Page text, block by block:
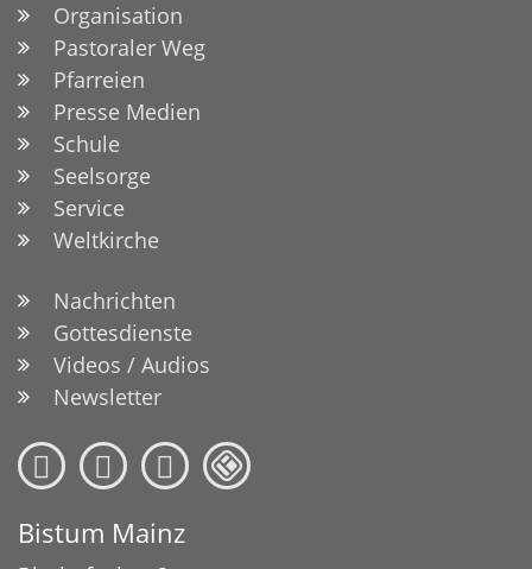
Organisation
Pastoraler Weg
Pfarreien
Presse Medien
Schule
Seelsorge
Service
Weltkirche
Nachrichten
Gottesdienste
Videos / Audios
Newsletter
Bistum Mainz